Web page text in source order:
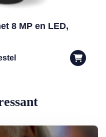
8 MP en LED,
liedjes schrijven en